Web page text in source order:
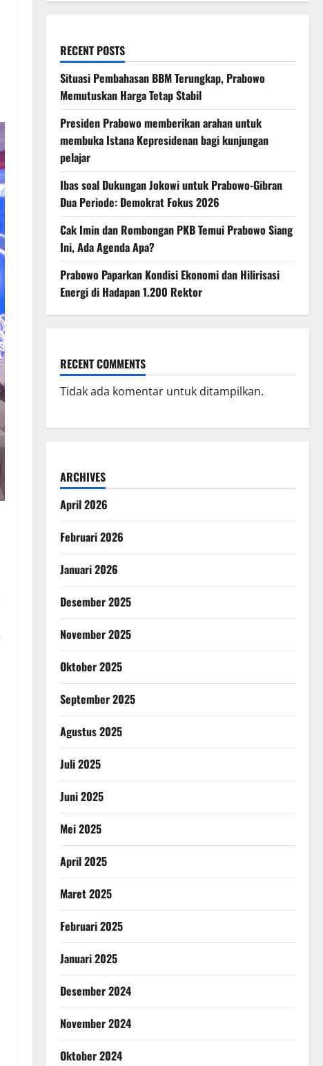
RECENT POSTS
Situasi Pembahasan BBM Terungkap, Prabowo
Memutuskan Harga Tetap Stabil
Presiden Prabowo memberikan arahan untuk
membuka Istana Kepresidenan bagi kunjungan
pelajar
Ibas soal Dukungan Jokowi untuk Prabowo-Gibran
Dua Periode: Demokrat Fokus 2026
Cak Imin dan Rombongan PKB Temui Prabowo Siang
Ini, Ada Agenda Apa?
Prabowo Paparkan Kondisi Ekonomi dan Hilirisasi
Energi di Hadapan 1.200 Rektor
RECENT COMMENTS
Tidak ada komentar untuk ditampilkan.
ARCHIVES
April 2026
Februari 2026
Januari 2026
Desember 2025
November 2025
Oktober 2025
September 2025
Agustus 2025
Juli 2025
Juni 2025
Mei 2025
April 2025
Maret 2025
Februari 2025
Januari 2025
Desember 2024
November 2024
Oktober 2024